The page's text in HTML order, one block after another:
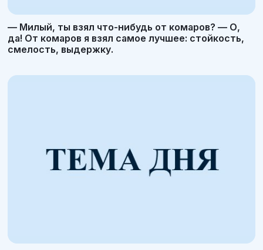
— Милый, ты взял что-нибудь от комаров? — О,
да! От комаров я взял самое лучшее: стойкость,
смелость, выдержку.